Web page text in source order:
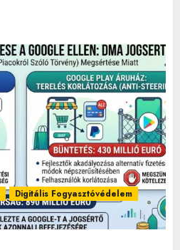
Digitális Fogyasztóvédelem